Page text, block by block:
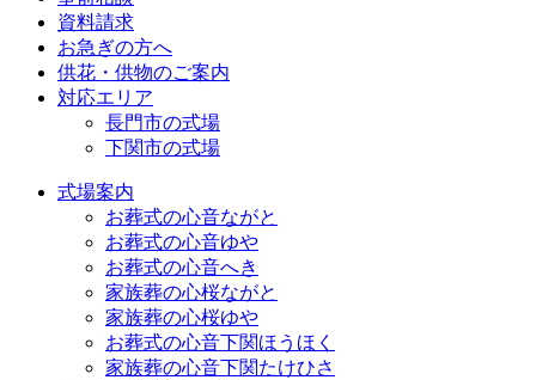
資料請求
お急ぎの方へ
供花・供物のご案内
対応エリア
長門市の式場
下関市の式場
式場案内
お葬式の心音ながと
お葬式の心音ゆや
お葬式の心音へき
家族葬の心桜ながと
家族葬の心桜ゆや
お葬式の心音下関ほうほく
家族葬の心音下関たけひさ